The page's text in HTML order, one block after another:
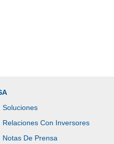
Soluciones
Relaciones Con Inversores
Notas De Prensa